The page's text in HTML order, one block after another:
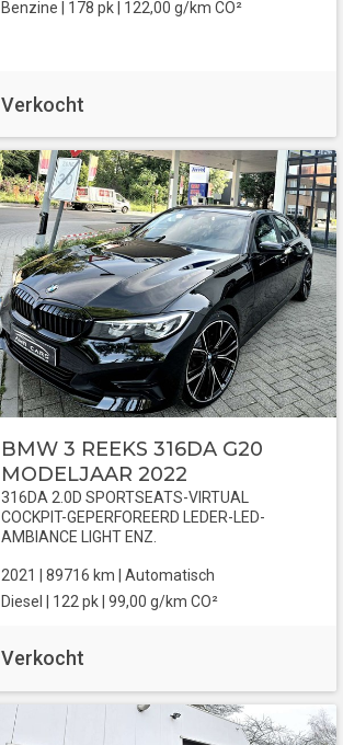
Benzine | 178 pk | 122,00 g/km CO²
Verkocht
BMW 3 REEKS 316DA G20
MODELJAAR 2022
316DA 2.0D SPORTSEATS-VIRTUAL
COCKPIT-GEPERFOREERD LEDER-LED-
AMBIANCE LIGHT ENZ.
2021 | 89716 km | Automatisch
Diesel | 122 pk | 99,00 g/km CO²
Verkocht